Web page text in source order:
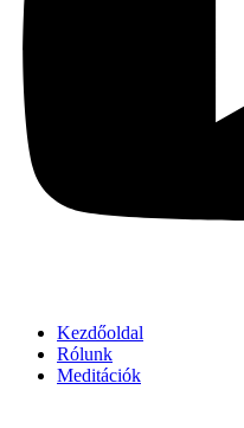
Kezdőoldal
Rólunk
Meditációk